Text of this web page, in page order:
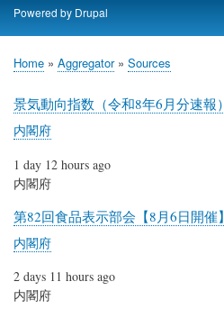
Powered by Drupal
Breadcrumb
Home Aggregator Sources
景気動向指数（令和8年6月分速報）
内閣府
1 day 12 hours ago
内閣府
第82回食品表示部会【8月6日開催】
内閣府
2 days 11 hours ago
内閣府